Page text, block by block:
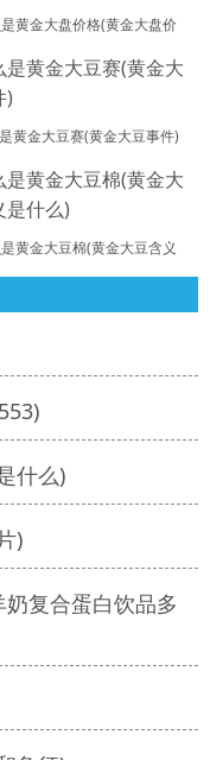
黄金大盘价格(黄金大盘价
黄金大豆赛(黄金大豆事件)
黄金大豆棉(黄金大豆含义
什么)
)
复合蛋白饮品多